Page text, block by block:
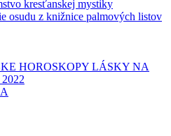
kresťanskej mystiky
osudu z knižnice palmových listov
HOROSKOPY LÁSKY NA